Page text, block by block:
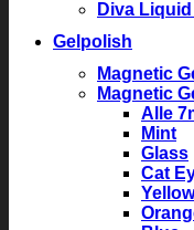
Diva
Gelpolish
Magnetic
Magnetic
Alle
Mint
Glass
Cat
Yellow